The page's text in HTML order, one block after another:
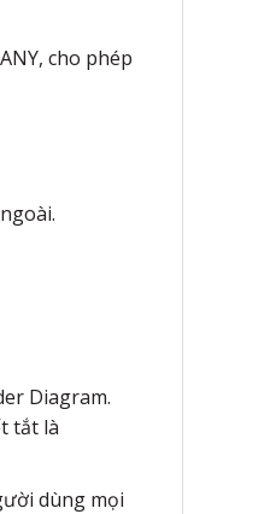
cho phép
Diagram.
tắt là
dùng mọi